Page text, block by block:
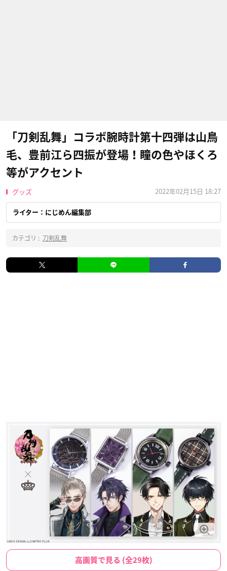
「刀剣乱舞」コラボ腕時計第十四弾は山鳥
毛、豊前江ら四振が登場！瞳の色やほくろ
等がアクセント
グッズ 2022年02月15日 18:27
ライター：にじめん編集部
カテゴリ : 刀剣乱舞
高画質で見る (全29枚)